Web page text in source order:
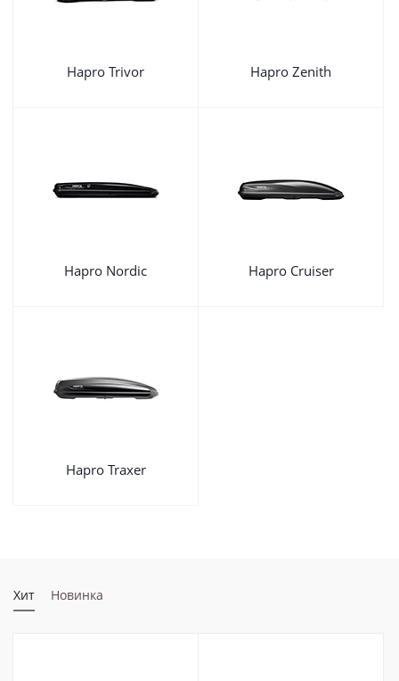
Hapro Trivor Hapro Zenith
Hapro Nordic Hapro Cruiser
Hapro Traxer
Хит Новинка